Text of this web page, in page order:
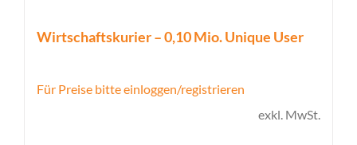
Wirtschaftskurier – 0,10 Mio. Unique User
Für Preise bitte einloggen/registrieren
exkl. MwSt.